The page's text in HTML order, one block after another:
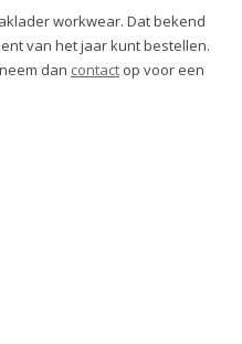
workwear. Dat bekend
van het jaar kunt bestellen.
dan contact op voor een